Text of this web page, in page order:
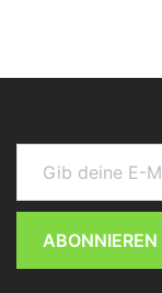
Gib deine E-Mail-Adresse ein ...
ABONNIEREN